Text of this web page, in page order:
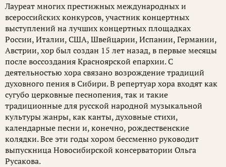
Лауреат многих престижных международных и
всероссийских конкурсов, участник концертных
выступлений на лучших концертных площадках
России, Италии, США, Швейцарии, Испании, Германии,
Австрии, хор был создан 15 лет назад, в первые месяцы
после воссоздания Красноярской епархии. С
деятельностью хора связано возрождение традиций
духовного пения в Сибири. В репертуар хора входят как
сугубо церковные песнопения, так и такие
традиционные для русской народной музыкальной
культуры жанры, как канты, духовные стихи,
календарные песни и, конечно, рождественские
колядки. Все эти годы хором бессменно руководит
выпускница Новосибирской консерватории Ольга
Русакова.